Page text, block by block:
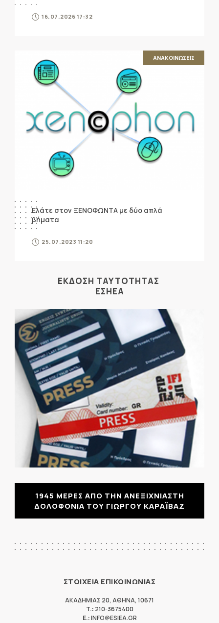
16.07.2026 17:32
ΑΝΑΚΟΙΝΩΣΕΙΣ
Ελάτε στον ΞΕΝΟΦΩΝΤΑ με δύο απλά
βήματα
25.07.2023 11:20
ΕΚΔΟΣΗ ΤΑΥΤΟΤΗΤΑΣ
ΕΣΗΕΑ
1945 ΜΕΡΕΣ ΑΠΟ ΤΗΝ ΑΝΕΞΙΧΝΙΑΣΤΗ
ΔΟΛΟΦΟΝΙΑ ΤΟΥ ΓΙΩΡΓΟΥ ΚΑΡΑΪΒΑΖ
ΣΤΟΙΧΕΙΑ ΕΠΙΚΟΙΝΩΝΙΑΣ
ΑΚΑΔΗΜΙΑΣ 20, ΑΘΗΝΑ, 10671
T.: 210-3675400
E.:INFO@ESIEA.GR